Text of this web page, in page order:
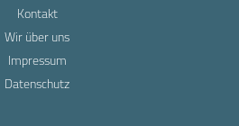
Kontakt
Wir über uns
Impressum
Datenschutz